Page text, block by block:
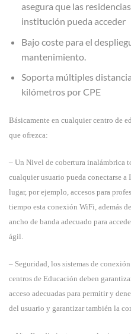
asegura que las
institución pueda acceder
Bajo coste para el
mantenimiento.
Soporta múltiples
kilómetros por CPE
Básicamente en cualquier centro de
que ofrezca:
– Un Nivel de cobertura inalámbrica
cualquier usuario pueda conectarse
lugar, por ejemplo, accesos para
tiempo esta conexión WiFi, además
ancho de banda adecuado para
ágil.
– Seguridad, los sistemas de
centros de Educación deben
acceso adecuadas para permitir y
del usuario y garantizar también la